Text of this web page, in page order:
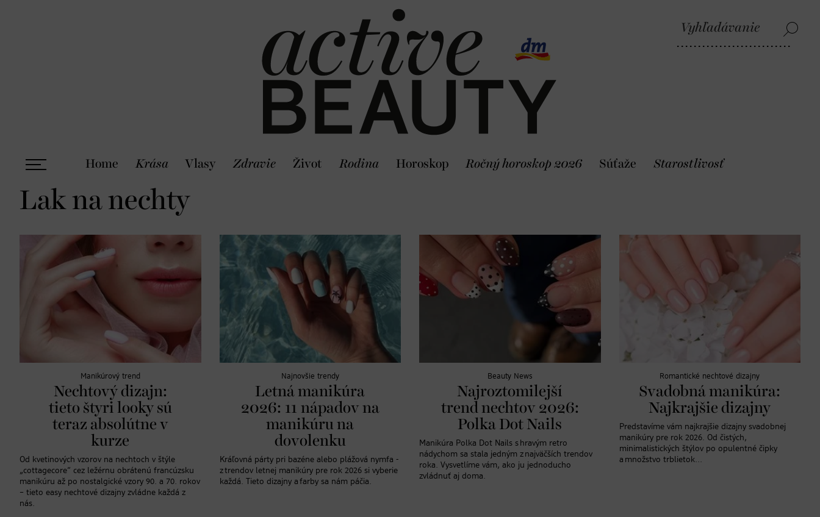
Home Krása Vlasy Zdravie Život Rodina Horoskop Ročný horoskop 2026 Súťaže Starostlivosť
Lak na nechty
Manikúrový trend
Nechtový dizajn:
tieto štyri looky sú
teraz absolútne v
kurze
Od kvetinových vzorov na nechtoch v štýle
„cottagecore“ cez ležérnu obrátenú francúzsku
manikúru až po nostalgické vzory 90. a 70. rokov
– tieto easy nechtové dizajny zvládne každá z
nás.
Najnovšie trendy
Letná manikúra
2026: 11 nápadov na
manikúru na
dovolenku
Kráľovná párty pri bazéne alebo plážová nymfa -
z trendov letnej manikúry pre rok 2026 si vyberie
každá. Tieto dizajny a farby sa nám páčia.
Beauty News
Najroztomilejší
trend nechtov 2026:
Polka Dot Nails
Manikúra Polka Dot Nails s hravým retro
nádychom sa stala jedným z najväčších trendov
roka. Vysvetlíme vám, ako ju jednoducho
zvládnuť aj doma.
Romantické nechtové dizajny
Svadobná manikúra:
Najkrajšie dizajny
Predstavíme vám najkrajšie dizajny svadobnej
manikúry pre rok 2026. Od čistých,
minimalistických štýlov po opulentné čipky
a množstvo trblietok...